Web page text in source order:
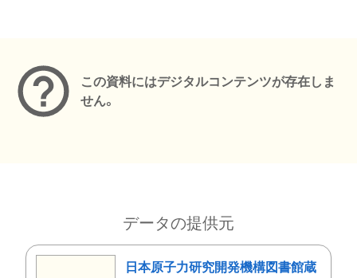
この資料にはデジタルコンテンツが存在しま
せん。
データの提供元
日本原子力研究開発機構図書館蔵